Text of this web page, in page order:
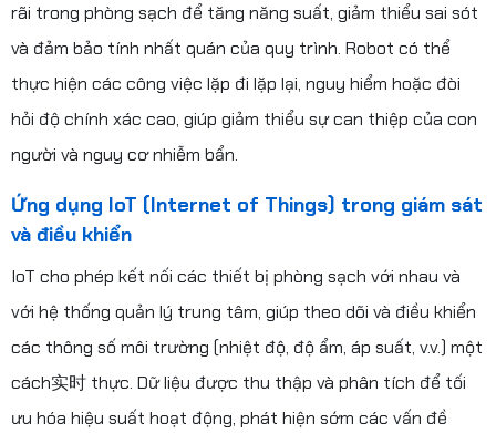
rãi trong phòng sạch để tăng năng suất, giảm thiểu sai sót
và đảm bảo tính nhất quán của quy trình. Robot có thể
thực hiện các công việc lặp đi lặp lại, nguy hiểm hoặc đòi
hỏi độ chính xác cao, giúp giảm thiểu sự can thiệp của con
người và nguy cơ nhiễm bẩn.
Ứng dụng IoT (Internet of Things) trong giám sát
và điều khiển
IoT cho phép kết nối các thiết bị phòng sạch với nhau và
với hệ thống quản lý trung tâm, giúp theo dõi và điều khiển
các thông số môi trường (nhiệt độ, độ ẩm, áp suất, v.v.) một
cách实时 thực. Dữ liệu được thu thập và phân tích để tối
ưu hóa hiệu suất hoạt động, phát hiện sớm các vấn đề